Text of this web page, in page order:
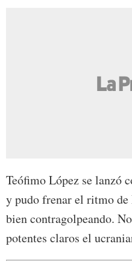
Teófimo López se lanzó
y pudo frenar el ritmo
bien contragolpeando.
potentes claros el